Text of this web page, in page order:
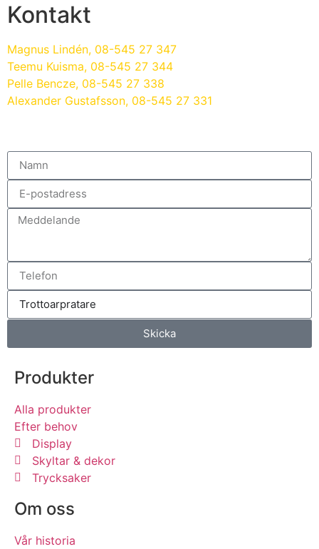
Kontakt
Magnus Lindén, 08-545 27 347
Teemu Kuisma, 08-545 27 344
Pelle Bencze, 08-545 27 338
Alexander Gustafsson, 08-545 27 331
Skicka
Produkter
Alla produkter
Efter behov
Display
Skyltar & dekor
Trycksaker
Om oss
Vår historia